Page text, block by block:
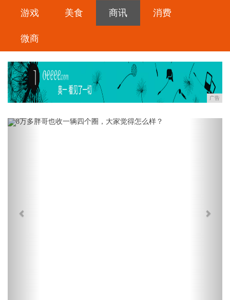
游戏 美食 商讯 消费
微商
广告
Previous